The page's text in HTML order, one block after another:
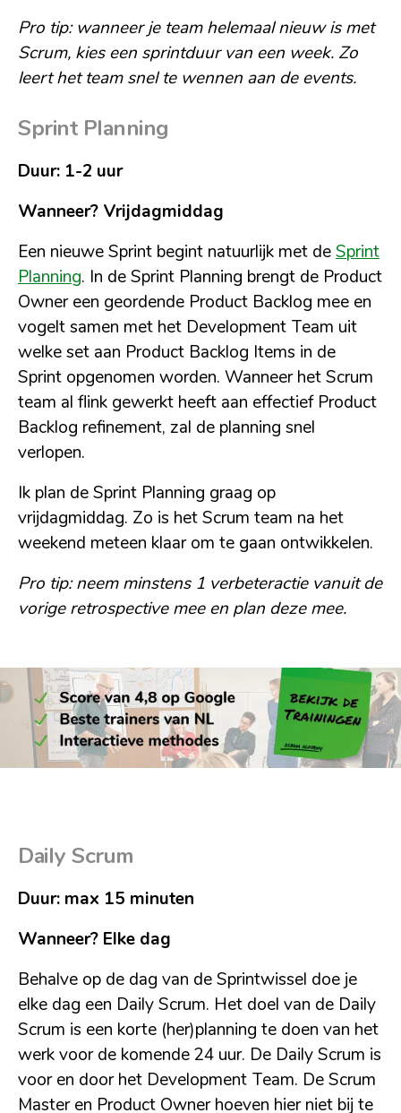
Pro tip: wanneer je team helemaal nieuw is met
Scrum, kies een sprintduur van een week. Zo
leert het team snel te wennen aan de events.
Sprint Planning
Duur: 1-2 uur
Wanneer? Vrijdagmiddag
Een nieuwe Sprint begint natuurlijk met deSprint
Planning. In de Sprint Planning brengt de Product
Owner een geordende Product Backlog mee en
vogelt samen met het Development Team uit
welke set aan Product Backlog Items in de
Sprint opgenomen worden. Wanneer het Scrum
team al flink gewerkt heeft aan effectief Product
Backlog refinement, zal de planning snel
verlopen.
Ik plan de Sprint Planning graag op
vrijdagmiddag. Zo is het Scrum team na het
weekend meteen klaar om te gaan ontwikkelen.
Pro tip: neem minstens 1 verbeteractie vanuit de
vorige retrospective mee en plan deze mee.
Daily Scrum
Duur: max 15 minuten
Wanneer? Elke dag
Behalve op de dag van de Sprintwissel doe je
elke dag een Daily Scrum. Het doel van de Daily
Scrum is een korte (her)planning te doen van het
werk voor de komende 24 uur. De Daily Scrum is
voor en door het Development Team. De Scrum
Master en Product Owner hoeven hier niet bij te